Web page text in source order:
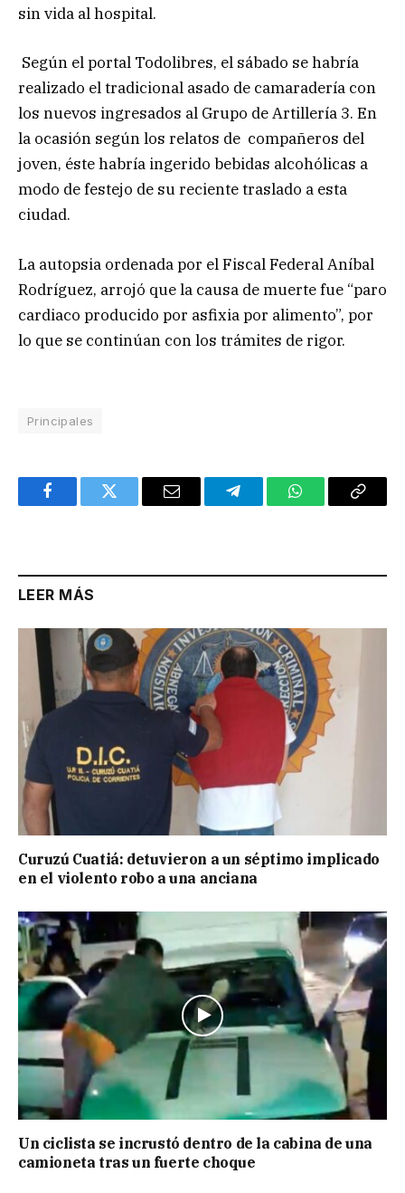
sin vida al hospital.
Según el portal Todolibres, el sábado se habría
realizado el tradicional asado de camaradería con
los nuevos ingresados al Grupo de Artillería 3. En
la ocasión según los relatos de compañeros del
joven, éste habría ingerido bebidas alcohólicas a
modo de festejo de su reciente traslado a esta
ciudad.
La autopsia ordenada por el Fiscal Federal Aníbal
Rodríguez, arrojó que la causa de muerte fue “paro
cardiaco producido por asfixia por alimento”, por
lo que se continúan con los trámites de rigor.
Principales
FacebookTwitter Email TelegramWhatsAppCopy
LEER MÁS
Curuzú Cuatiá: detuvieron a un séptimo implicado
en el violento robo a una anciana
Un ciclista se incrustó dentro de la cabina de una
camioneta tras un fuerte choque